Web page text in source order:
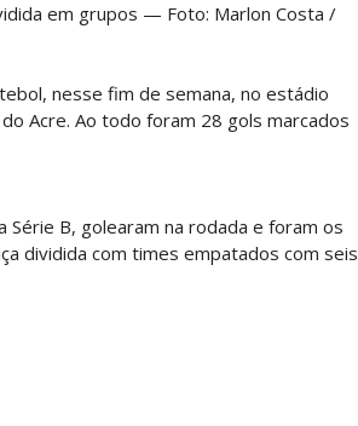
em grupos — Foto: Marlon Costa /
nesse fim de semana, no estádio
Acre. Ao todo foram 28 gols marcados
Série B, golearam na rodada e foram os
dividida com times empatados com seis